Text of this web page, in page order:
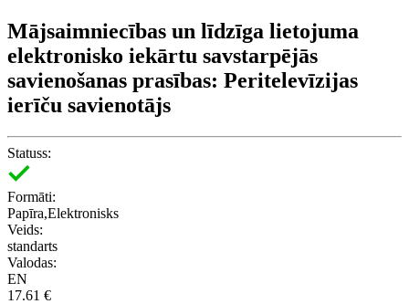
Mājsaimniecības un līdzīga lietojuma
elektronisko iekārtu savstarpējās
savienošanas prasības: Peritelevīzijas
ierīču savienotājs
Statuss:
Formāti:
Papīra,Elektronisks
Veids:
standarts
Valodas:
EN
17.61 €